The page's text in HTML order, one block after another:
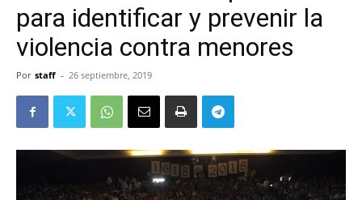
para identificar y prevenir la
violencia contra menores
Por staff - 26 septiembre, 2019